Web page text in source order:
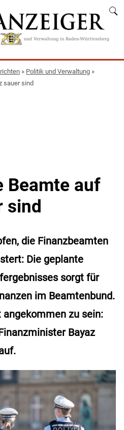
» Politik und Verwaltung »
sauer sind
Beamte auf
sind
die Finanzbeamten
Die geplante
sorgt für
im Beamtenbund.
zu sein:
Bayaz